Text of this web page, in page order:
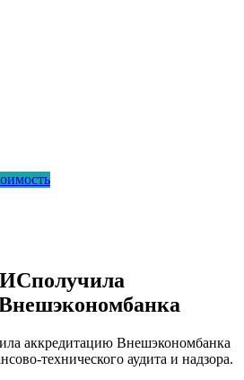
аккредитацию Внешэкономбанка
технического аудита и надзора.